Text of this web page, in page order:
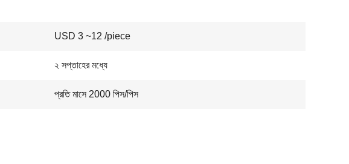
USD 3 ~12 /piece
২ সপ্তাহের মধ্যে
প্রতি মাসে 2000 পিস/পিস